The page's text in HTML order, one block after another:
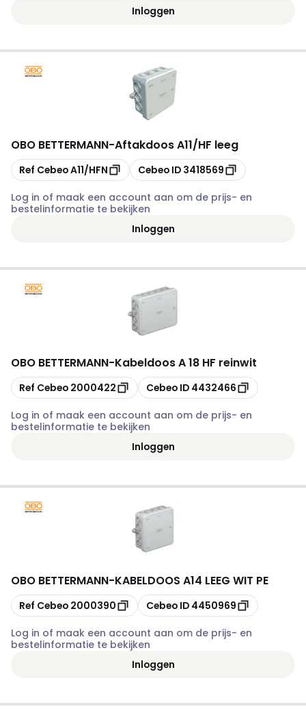
Inloggen
OBO BETTERMANN-Aftakdoos A11/HF leeg
Kopiëren
Ref CebeoA11/HFN Kopiëren
Cebeo ID 3418569
Log in of maak een account aan om de prijs- en
bestelinformatie te bekijken
Inloggen
OBO BETTERMANN-Kabeldoos A 18 HF reinwit
Kopiëren
Ref Cebeo 2000422 Kopiëren
Cebeo ID 4432466
Log in of maak een account aan om de prijs- en
bestelinformatie te bekijken
Inloggen
OBO BETTERMANN-KABELDOOS A14 LEEG WIT PE
Kopiëren
Ref Cebeo 2000390 Kopiëren
Cebeo ID 4450969
Log in of maak een account aan om de prijs- en
bestelinformatie te bekijken
Inloggen